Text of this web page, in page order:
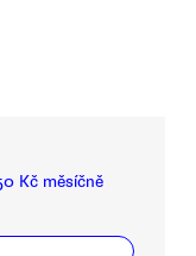
Kč měsíčně